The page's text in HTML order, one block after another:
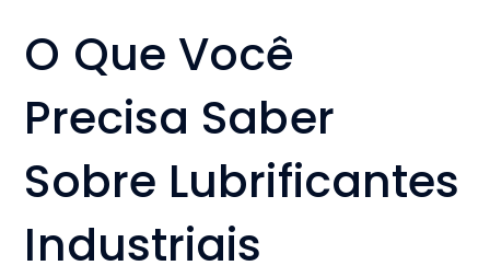
O Que Você
Precisa Saber
Sobre Lubrificantes
Industriais